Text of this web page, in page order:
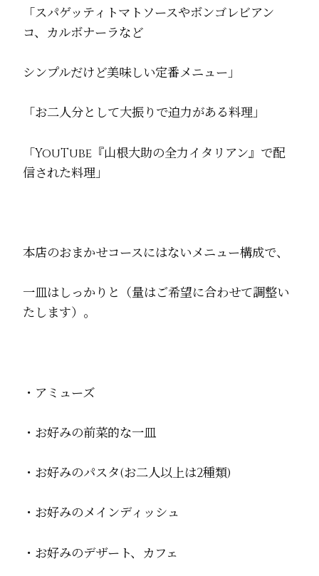
「スパゲッティトマトソースやボンゴレビアン
コ、カルボナーラなど
シンプルだけど美味しい定番メニュー」
「お二人分として大振りで迫力がある料理」
「YouTube『山根大助の全力イタリアン』で配
信された料理」
本店のおまかせコースにはないメニュー構成で、
一皿はしっかりと（量はご希望に合わせて調整い
たします）。
・アミューズ
・お好みの前菜的な一皿
・お好みのパスタ(お二人以上は2種類)
・お好みのメインディッシュ
・お好みのデザート、カフェ